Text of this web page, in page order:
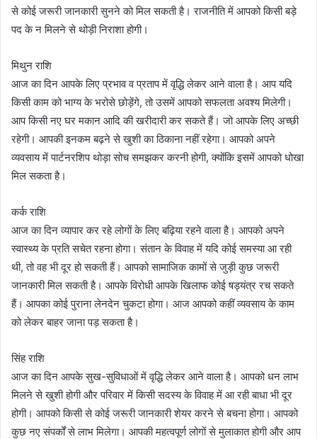
से कोई जरूरी जानकारी सुनने को मिल सकती है। राजनीति में आपको किसी बड़े
पद के न मिलने से थोड़ी निराशा होगी।
मिथुन राशि
आज का दिन आपके लिए प्रभाव व प्रताप में वृद्धि लेकर आने वाला है। आप यदि
किसी काम को भाग्य के भरोसे छोड़ेंगे, तो उसमें आपको सफलता अवश्य मिलेगी।
आप किसी नए घर मकान आदि की खरीदारी कर सकते हैं। जो आपके लिए अच्छी
रहेगी। आपकी इनकम बढ़ने से खुशी का ठिकाना नहीं रहेगा। आपको अपने
व्यवसाय में पार्टनरशिप थोड़ा सोच समझकर करनी होगी, क्योंकि इसमें आपको धोखा
मिल सकता है।
कर्क राशि
आज का दिन व्यापार कर रहे लोगों के लिए बढ़िया रहने वाला है। आपको अपने
स्वास्थ्य के प्रति सचेत रहना होगा। संतान के विवाह में यदि कोई समस्या आ रही
थी, तो वह भी दूर हो सकती हैं। आपको सामाजिक कामों से जुड़ी कुछ जरूरी
जानकारी मिल सकती है। आपके विरोधी आपके खिलाफ कोई षड्यंत्र रच सकते
हैं। आपका कोई पुराना लेनदेन चुकटा होगा। आज आपको कहीं व्यवसाय के काम
को लेकर बाहर जाना पड़ सकता है।
सिंह राशि
आज का दिन आपके सुख-सुविधाओं में वृद्धि लेकर आने वाला है। आपको धन लाभ
मिलने से खुशी होगी और परिवार में किसी सदस्य के विवाह में आ रही बाधा भी दूर
होगी। आपको किसी से कोई जरूरी जानकारी शेयर करने से बचना होगा। आपको
कुछ नए संपर्कों से लाभ मिलेगा। आपकी महत्वपूर्ण लोगों से मुलाकात होगी और आप